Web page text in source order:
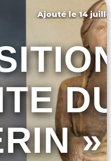
Ajouté le 14
»